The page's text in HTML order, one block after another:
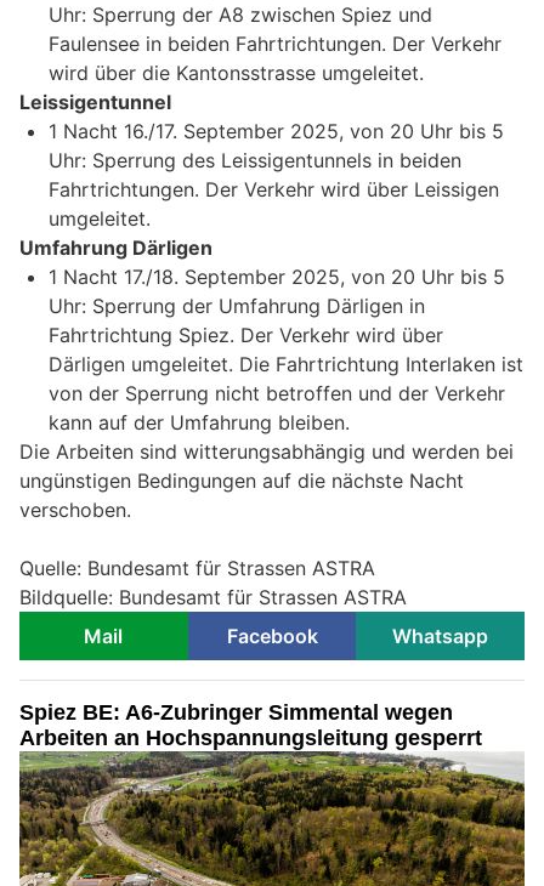
Uhr: Sperrung der A8 zwischen Spiez und
Faulensee in beiden Fahrtrichtungen. Der Verkehr
wird über die Kantonsstrasse umgeleitet.
Leissigentunnel
1 Nacht 16./17. September 2025, von 20 Uhr bis 5
Uhr: Sperrung des Leissigentunnels in beiden
Fahrtrichtungen. Der Verkehr wird über Leissigen
umgeleitet.
Umfahrung Därligen
1 Nacht 17./18. September 2025, von 20 Uhr bis 5
Uhr: Sperrung der Umfahrung Därligen in
Fahrtrichtung Spiez. Der Verkehr wird über
Därligen umgeleitet. Die Fahrtrichtung Interlaken ist
von der Sperrung nicht betroffen und der Verkehr
kann auf der Umfahrung bleiben.
Die Arbeiten sind witterungsabhängig und werden bei
ungünstigen Bedingungen auf die nächste Nacht
verschoben.
Quelle: Bundesamt für Strassen ASTRA
Bildquelle: Bundesamt für Strassen ASTRA
Mail
Facebook Whatsapp
Spiez BE: A6-Zubringer Simmental wegen
Arbeiten an Hochspannungsleitung gesperrt